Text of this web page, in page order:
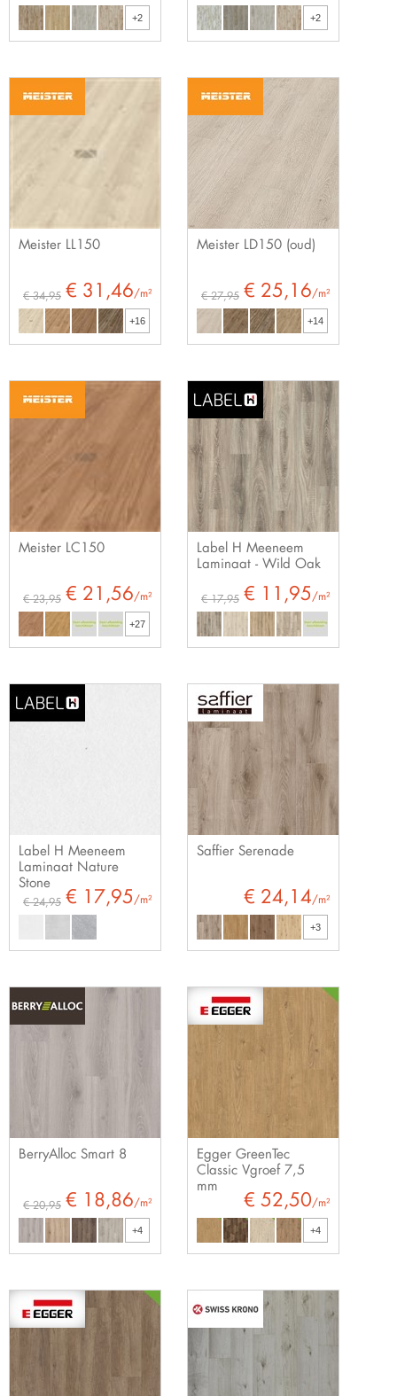
+2 +2
Meister LL150
€ 31,46/m²
€ 34,95
+16
Meister LD150 (oud)
€ 25,16/m²
€ 27,95
+14
Meister LC150
€ 21,56/m²
€ 23,95
+27
Label H Meeneem
Laminaat - Wild Oak
€ 11,95 /m²
€ 17,95
Label H Meeneem
Laminaat Nature
Stone
€ 17,95 /m²
€ 24,95
Saffier Serenade
€ 24,14/m²
+3
BerryAlloc Smart 8
€ 18,86/m²
€ 20,95
+4
Egger GreenTec
Classic Vgroef 7,5
mm
€ 52,50/m²
+4